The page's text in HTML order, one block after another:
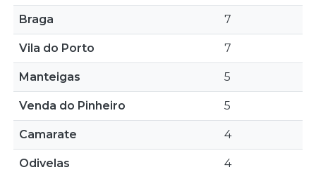
Braga 7
Vila do Porto 7
Manteigas 5
Venda do Pinheiro 5
Camarate 4
Odivelas 4